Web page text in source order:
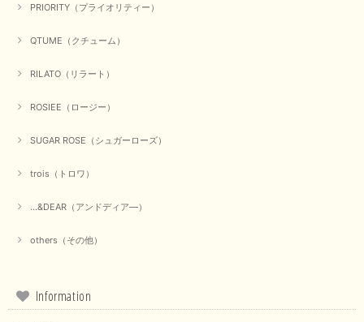
PRIORITY（プライオリティー）
QTUME（クチューム）
RILATO（リラート）
ROSIEE（ロージー）
SUGAR ROSE（シュガーローズ）
trois（トロワ）
...&DEAR（アンドディア―）
others（その他）
Information